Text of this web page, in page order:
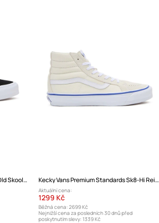
Tenisky Vans Premium Standards Old Skool 36 Kecky Vans Premium Standards Sk8-Hi Reissue 38
Aktuální cena:
1299 Kč
Běžná cena: 2699 Kč
Nejnižší cena za posledních 30 dnů před
poskytnutím slevy: 1339 Kč